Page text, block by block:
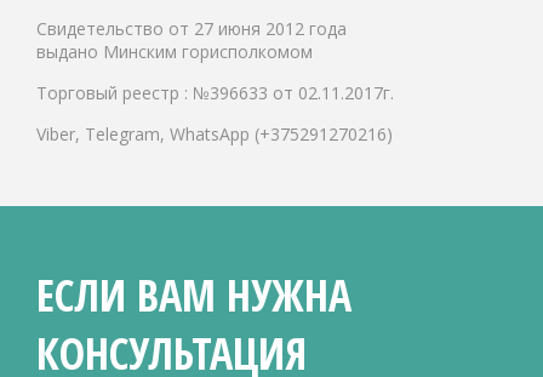
Свидетельство от 27 июня 2012 года
выдано Минским горисполкомом
Торговый реестр : №396633 от 02.11.2017г.
Viber, Telegram, WhatsApp (+375291270216)
ЕСЛИ ВАМ НУЖНА
КОНСУЛЬТАЦИЯ